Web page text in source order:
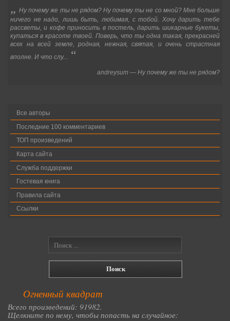
„Ну почему же ты не рядом? Ну почему ты не со мной? Мне больше
ничего не надо, лишь быть, любимая, с тобой. Хочу дарить тебе
рассветы, и кофе приносить в постель, дарить шикарные букеты,
купаться в красоте твоей. Поверь, что ты одна такая, прекрасней
всех на всей земле, родная, нежная, святая, и очень страстная
вполне. И что слу... “
andreysum — Ну почему же ты не рядом?
Все авторы
Последние 100 комментариев
ТОП произведений
Карта сайта
Служба поддержки
Гостевая книга
Правила сайта
Ссылки
Огненный квадрат
Всего произведений: 91982.
Щелкните по нему, чтобы попасть на случайное: